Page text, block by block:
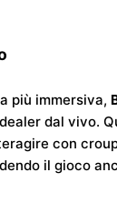
più immersiva,
dal vivo.
con
il gioco